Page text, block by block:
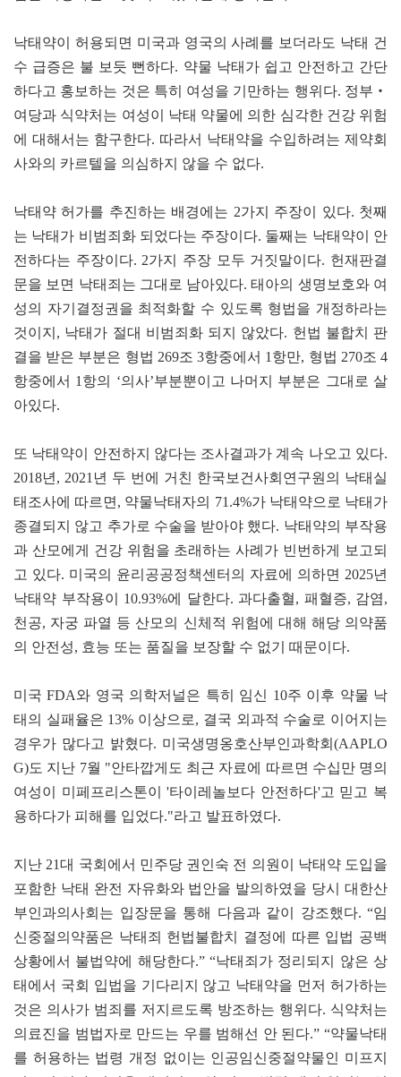
낙태약이 허용되면 미국과 영국의 사례를 보더라도 낙태 건
수 급증은 불 보듯 뻔하다. 약물 낙태가 쉽고 안전하고 간단
하다고 홍보하는 것은 특히 여성을 기만하는 행위다. 정부‧
여당과 식약처는 여성이 낙태 약물에 의한 심각한 건강 위험
에 대해서는 함구한다. 따라서 낙태약을 수입하려는 제약회
사와의 카르텔을 의심하지 않을 수 없다.
낙태약 허가를 추진하는 배경에는 2가지 주장이 있다. 첫째
는 낙태가 비범죄화 되었다는 주장이다. 둘째는 낙태약이 안
전하다는 주장이다. 2가지 주장 모두 거짓말이다. 헌재판결
문을 보면 낙태죄는 그대로 남아있다. 태아의 생명보호와 여
성의 자기결정권을 최적화할 수 있도록 형법을 개정하라는
것이지, 낙태가 절대 비범죄화 되지 않았다. 헌법 불합치 판
결을 받은 부분은 형법 269조 3항중에서 1항만, 형법 270조 4
항중에서 1항의 ‘의사’부분뿐이고 나머지 부분은 그대로 살
아있다.
또 낙태약이 안전하지 않다는 조사결과가 계속 나오고 있다.
2018년, 2021년 두 번에 거친 한국보건사회연구원의 낙태실
태조사에 따르면, 약물낙태자의 71.4%가 낙태약으로 낙태가
종결되지 않고 추가로 수술을 받아야 했다. 낙태약의 부작용
과 산모에게 건강 위험을 초래하는 사례가 빈번하게 보고되
고 있다. 미국의 윤리공공정책센터의 자료에 의하면 2025년
낙태약 부작용이 10.93%에 달한다. 과다출혈, 패혈증, 감염,
천공, 자궁 파열 등 산모의 신체적 위험에 대해 해당 의약품
의 안전성, 효능 또는 품질을 보장할 수 없기 때문이다.
미국 FDA와 영국 의학저널은 특히 임신 10주 이후 약물 낙
태의 실패율은 13% 이상으로, 결국 외과적 수술로 이어지는
경우가 많다고 밝혔다. 미국생명옹호산부인과학회(AAPLO
G)도 지난 7월 "안타깝게도 최근 자료에 따르면 수십만 명의
여성이 미페프리스톤이 '타이레놀보다 안전하다'고 믿고 복
용하다가 피해를 입었다."라고 발표하였다.
지난 21대 국회에서 민주당 권인숙 전 의원이 낙태약 도입을
포함한 낙태 완전 자유화와 법안을 발의하였을 당시 대한산
부인과의사회는 입장문을 통해 다음과 같이 강조했다. “임
신중절의약품은 낙태죄 헌법불합치 결정에 따른 입법 공백
상황에서 불법약에 해당한다.” “낙태죄가 정리되지 않은 상
태에서 국회 입법을 기다리지 않고 낙태약을 먼저 허가하는
것은 의사가 범죄를 저지르도록 방조하는 행위다. 식약처는
의료진을 범법자로 만드는 우를 범해선 안 된다.” “약물낙태
를 허용하는 법령 개정 없이는 인공임신중절약물인 미프지